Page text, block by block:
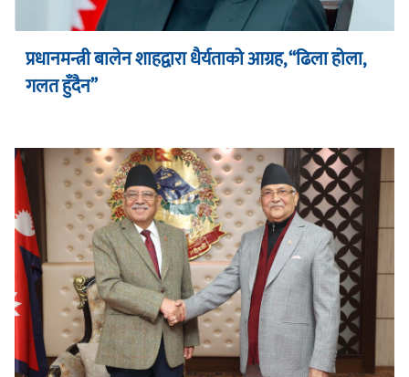
प्रधानमन्त्री बालेन शाहद्वारा धैर्यताको आग्रह, “ढिला होला,
गलत हुँदैन”